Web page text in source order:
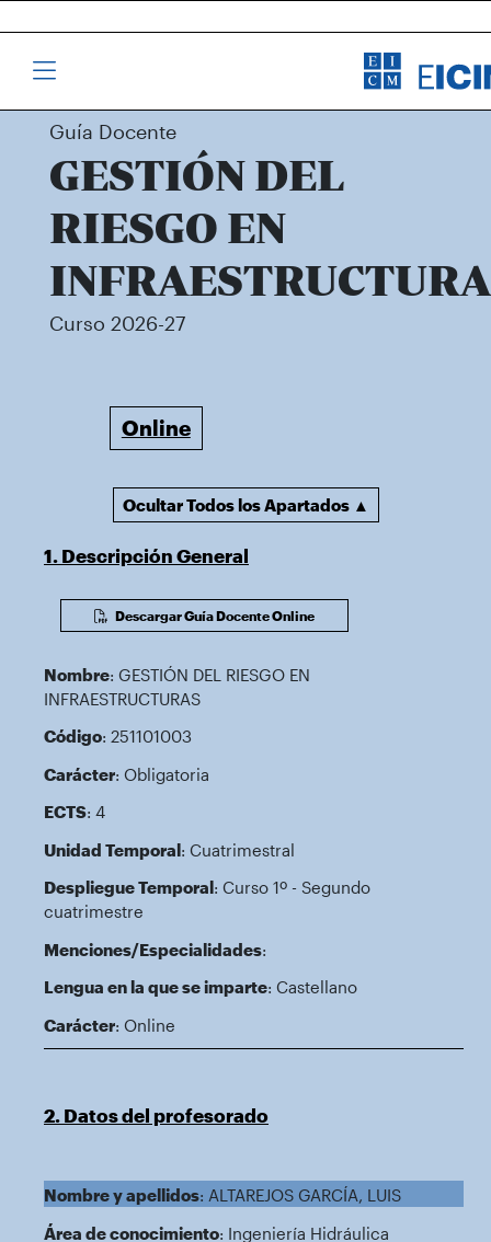
Guía Docente
GESTIÓN DEL
RIESGO EN
Curso 2026-27
Online
Ocultar Todos los Apartados ▲
1. Descripción General
Descargar Guía Docente Online
Nombre: GESTIÓN DEL RIESGO EN
INFRAESTRUCTURAS
Código: 251101003
Carácter: Obligatoria
ECTS: 4
Unidad Temporal: Cuatrimestral
Despliegue Temporal: Curso 1º - Segundo
cuatrimestre
Menciones/Especialidades:
Lengua en la que se imparte: Castellano
Carácter: Online
2. Datos del profesorado
Nombre y apellidos: ALTAREJOS GARCÍA, LUIS
Área de conocimiento: Ingeniería Hidráulica